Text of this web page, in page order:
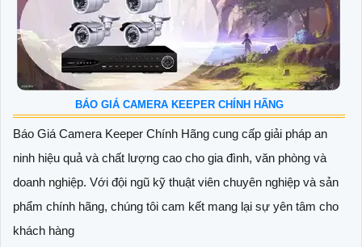
BÁO GIÁ CAMERA KEEPER CHÍNH HÃNG
Báo Giá Camera Keeper Chính Hãng cung cấp giải pháp an
ninh hiệu quả và chất lượng cao cho gia đình, văn phòng và
doanh nghiệp. Với đội ngũ kỹ thuật viên chuyên nghiệp và sản
phẩm chính hãng, chúng tôi cam kết mang lại sự yên tâm cho
khách hàng